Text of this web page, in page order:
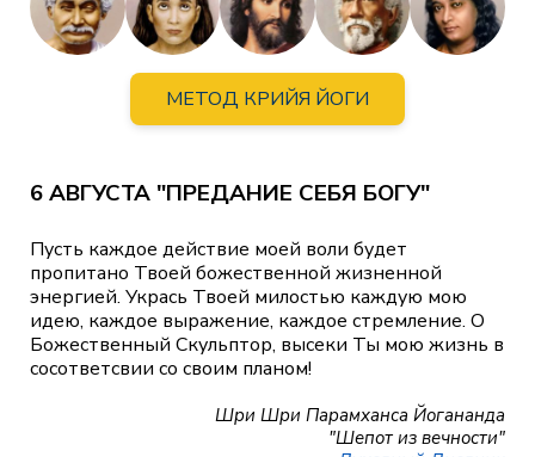
МЕТОД КРИЙЯ ЙОГИ
6 АВГУСТА "ПРЕДАНИЕ СЕБЯ БОГУ"
Пусть каждое действие моей воли будет
пропитано Твоей божественной жизненной
энергией. Укрась Твоей милостью каждую мою
идею, каждое выражение, каждое стремление. О
Божественный Скульптор, высеки Ты мою жизнь в
сосответсвии со своим планом!
Шри Шри Парамханса Йогананда
"Шепот из вечности"